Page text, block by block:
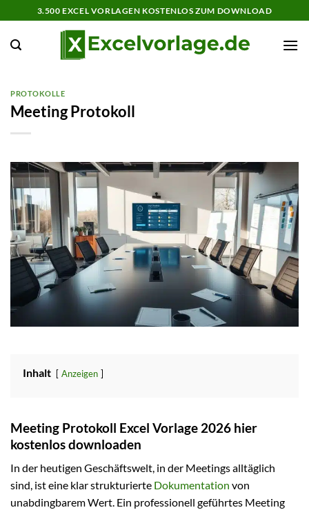
Inhalt
springen
3.500 EXCEL VORLAGEN KOSTENLOS ZUM DOWNLOAD
PROTOKOLLE
Meeting Protokoll
Inhalt Anzeigen
Meeting Protokoll Excel Vorlage 2026 hier
kostenlos downloaden
In der heutigen Geschäftswelt, in der Meetings alltäglich
sind, ist eine klar strukturierte Dokumentation von
unabdingbarem Wert. Ein professionell geführtes Meeting